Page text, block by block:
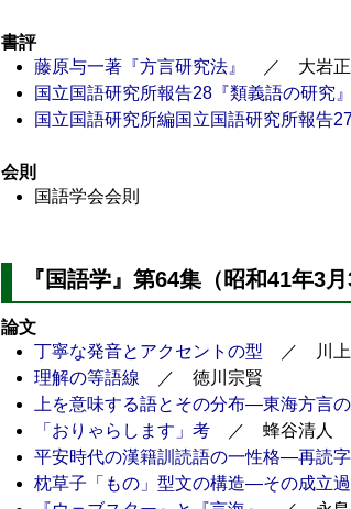
書評
藤原与一著『方言研究法』
／ 大岩正
国立国語研究所報告28『類義語の研究』
国立国語研究所編国立国語研究所報告
会則
国語学会会則
『国語学』第64集（昭和41年3月
論文
丁寧な発音とアクセントの型 ／ 川上
理解の等語線 ／ 徳川宗賢
上を意味する語とその分布―東海方言
「おりゃらします」考 ／ 蜂谷清人
平安時代の漢籍訓読語の一性格―再読
枕草子「もの」型文の構造―その成立